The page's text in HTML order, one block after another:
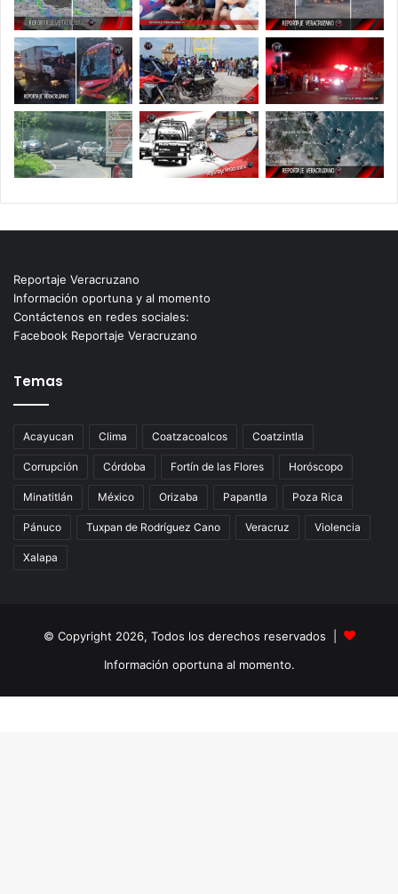
Reportaje Veracruzano
Información oportuna y al momento
Contáctenos en redes sociales:
Facebook Reportaje Veracruzano
Temas
Acayucan Clima Coatzacoalcos Coatzintla
Corrupción Córdoba Fortín de las Flores Horóscopo
Minatitlán México Orizaba Papantla Poza Rica
Pánuco Tuxpan de Rodríguez Cano Veracruz Violencia
Xalapa
© Copyright 2026, Todos los derechos reservados |
Información oportuna al momento.